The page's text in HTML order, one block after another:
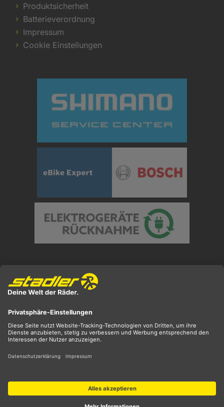
Produktsicherheit
Batterieverordnung
Impressum
Cookie Einstellungen
** ehemaliger UVP